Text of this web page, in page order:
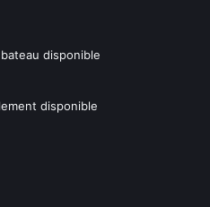
disponible
disponible